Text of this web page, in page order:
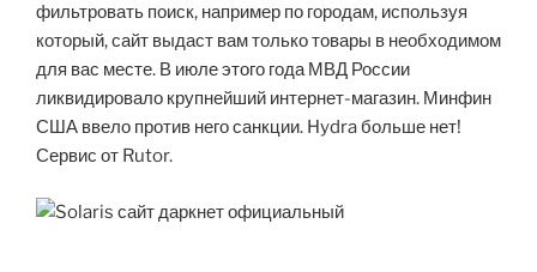
фильтровать поиск, например по городам, используя
который, сайт выдаст вам только товары в необходимом
для вас месте. В июле этого года МВД России
ликвидировало крупнейший интернет-магазин. Минфин
США ввело против него санкции. Hydra больше нет!
Сервис от Rutor.